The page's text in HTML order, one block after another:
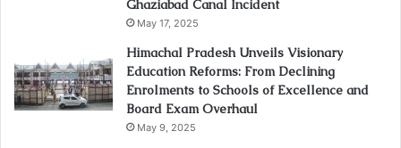
Ghaziabad Canal Incident
May 17, 2025
Himachal Pradesh Unveils Visionary
Education Reforms: From Declining
Enrolments to Schools of Excellence and
Board Exam Overhaul
May 9, 2025